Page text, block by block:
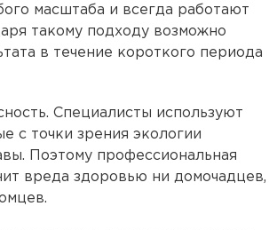
масштаба и всегда работают
такому подходу возможно
в течение короткого периода
Специалисты используют
с точки зрения экологии
Поэтому профессиональная
вреда здоровью ни домочадцев,